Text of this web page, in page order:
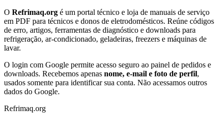
O Refrimaq.org é um portal técnico e loja de manuais de serviço
em PDF para técnicos e donos de eletrodomésticos. Reúne códigos
de erro, artigos, ferramentas de diagnóstico e downloads para
refrigeração, ar-condicionado, geladeiras, freezers e máquinas de
lavar.
O login com Google permite acesso seguro ao painel de pedidos e
downloads. Recebemos apenas nome, e-mail e foto de perfil,
usados somente para identificar sua conta. Não acessamos outros
dados do Google.
Refrimaq.org